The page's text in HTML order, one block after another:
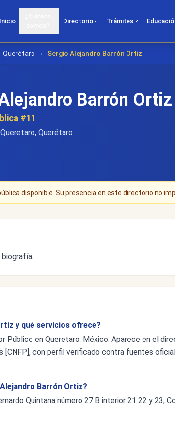
Inicio Directorio Trámites
Querétaro › Sergio Alejandro Barrón Ortiz
Barrón Ortiz
#11
Queretaro, Querétaro
disponible. Su presencia en este directorio no
y qué servicios ofrece?
Público en Queretaro, México. Aparece en el
[CNFP], con perfil verificado contra fuentes
Barrón Ortiz?
Quintana número 27 B interior 21 22 y 23,